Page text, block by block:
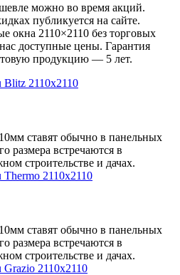
можно во время акций.
публикуется на сайте.
окна 2110×2110 без торговых
доступные цены. Гарантия
продукцию — 5 лет.
Blitz 2110x2110
ставят обычно в панельных
размера встречаются в
строительстве и дачах.
Thermo 2110x2110
ставят обычно в панельных
размера встречаются в
строительстве и дачах.
Grazio 2110x2110